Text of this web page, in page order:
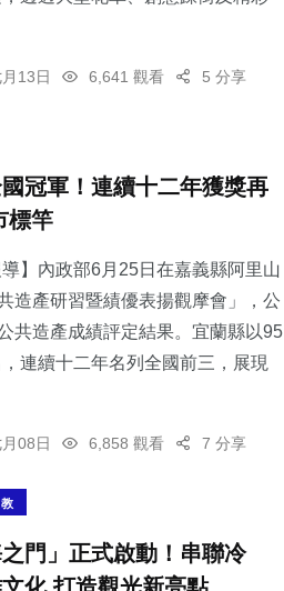
13日 6,641 觀看 5 分享
冠軍！連續十二年獲獎再
標竿
導】內政部6月25日在嘉義縣阿里山
造產研習暨績優表揚觀摩會」，公
共造產成績評定結果。宜蘭縣以95
連續十二年名列全國前三，展現
08日 6,858 觀看 7 分享
門」正式啟動！串聯冷
科技新知 專欄